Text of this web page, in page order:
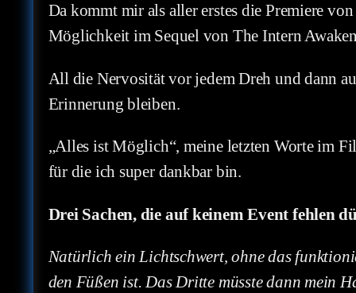
Da kommt mir als aller erstes die Premiere
Möglichkeit im Sequel von The Intern
All die Nervosität vor jedem Dreh und dann
Erinnerung bleiben.
„Alles ist Möglich“, meine letzten Worte im
für die ich super dankbar bin.
Drei Sachen, die auf keinem Event fehlen
Natürlich ein Lichtschwert, ohne das
den Füßen ist. Das Dritte müsste dann mein